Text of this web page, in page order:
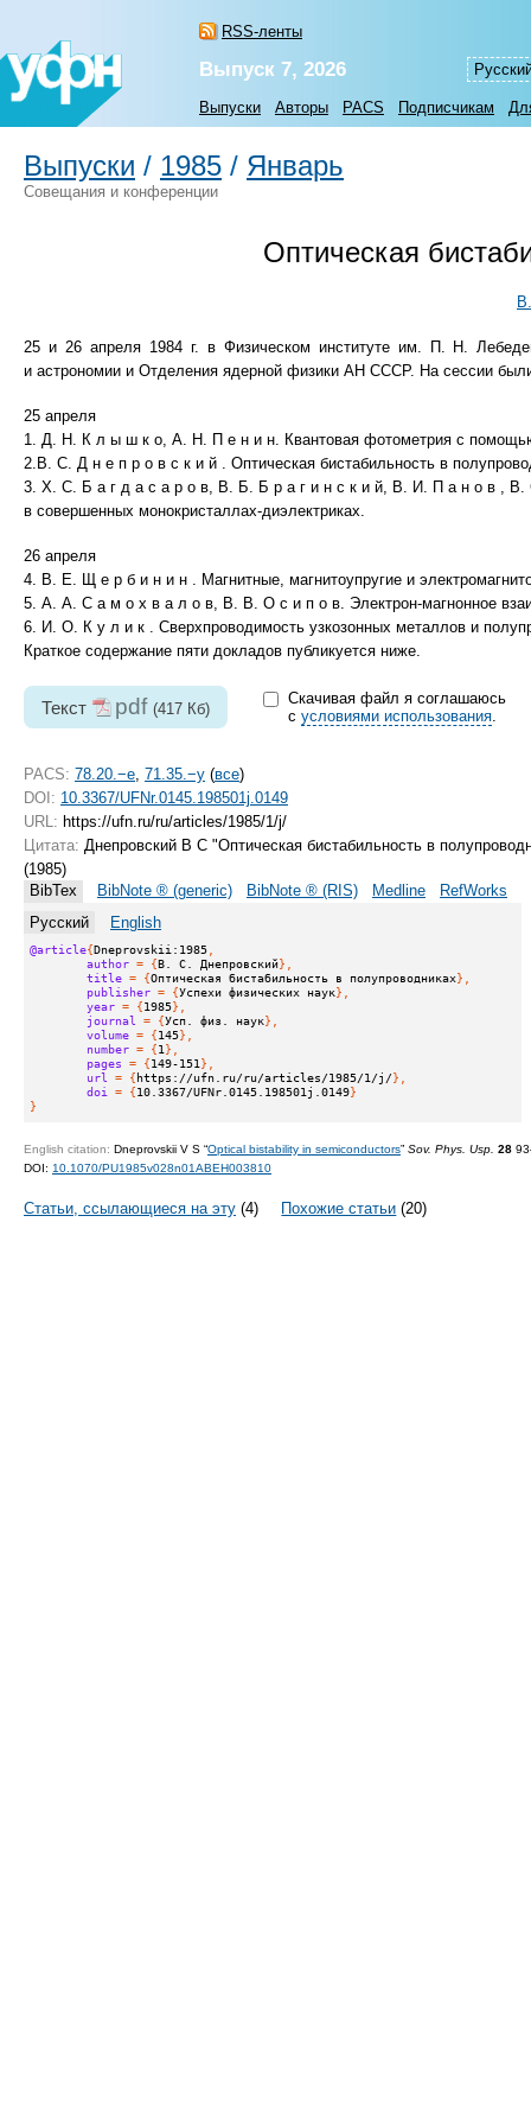
RSS-ленты
Выпуск 7, 2026
Выпуски Авторы PACS Подписчикам
Выпуски / 1985 / Январь
Совещания и конференции
Оптическая
25 и 26 апреля 1984 г. в Физическом институте им. П. Н.
и астрономии и Отделения ядерной физики АН СССР. На сессии
25 апреля
1. Д. Н. К л ы ш к о, А. Н. П е н и н. Квантовая фотометрия с помощью
2.В. С. Д н е п р о в с к и й . Оптическая бистабильность в
3. X. С. Б а г д а с а р о в, В. Б. Б р а г и н с к и й, В. И. П а н о в , В.
в совершенных монокристаллах-диэлектриках.
26 апреля
4. В. Е. Щ е р б и н и н . Магнитные, магнитоупругие и
5. А. А. С а м о х в а л о в, В. В. О с и п о в. Электрон-магнонное
6. И. О. К у л и к . Сверхпроводимость узкозонных металлов и
Краткое содержание пяти докладов публикуется ниже.
Текст pdf (417 Кб)
Скачивая файл я соглашаюсь
с условиями использования.
PACS: 78.20.−e 71.35.−y (все)
DOI: 10.3367/UFNr.0145.198501j.0149
URL: https://ufn.ru/ru/articles/1985/1/j/
Цитата: Днепровский В С "Оптическая бистабильность в
(1985)
BibTex
BibNote ® (generic) BibNote ® (RIS) Medline
RefWorks
Русский
English
@article{Dneprovskii:1985
author = {В. С. Днепровский},
title = {Оптическая бистабильность в полупроводниках},
publisher = {Успехи физических наук},
year = {1985},
journal
= {Усп. физ. наук},
volume = {145},
number = {1 },
pages = {149-151 },
url
= {https://ufn.ru/ru/articles/1985/1/j/},
doi
= {10.3367/UFNr.0145.198501j.0149}
}
English citation: Dneprovskii V S “Optical bistability in semiconductors” Sov. Phys. Usp. 28
DOI: 10.1070/PU1985v028n01ABEH003810
Статьи, ссылающиеся на эту (4) Похожие статьи (20)